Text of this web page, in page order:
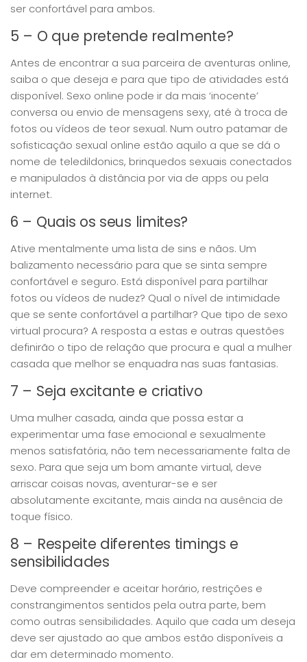
ser confortável para ambos.
5 – O que pretende realmente?
Antes de encontrar a sua parceira de aventuras online,
saiba o que deseja e para que tipo de atividades está
disponível. Sexo online pode ir da mais ‘inocente’
conversa ou envio de mensagens sexy, até à troca de
fotos ou vídeos de teor sexual. Num outro patamar de
sofisticação sexual online estão aquilo a que se dá o
nome de teledildonics, brinquedos sexuais conectados
e manipulados à distância por via de apps ou pela
internet.
6 – Quais os seus limites?
Ative mentalmente uma lista de sins e nãos. Um
balizamento necessário para que se sinta sempre
confortável e seguro. Está disponível para partilhar
fotos ou vídeos de nudez? Qual o nível de intimidade
que se sente confortável a partilhar? Que tipo de sexo
virtual procura? A resposta a estas e outras questões
definirão o tipo de relação que procura e qual a mulher
casada que melhor se enquadra nas suas fantasias.
7 – Seja excitante e criativo
Uma mulher casada, ainda que possa estar a
experimentar uma fase emocional e sexualmente
menos satisfatória, não tem necessariamente falta de
sexo. Para que seja um bom amante virtual, deve
arriscar coisas novas, aventurar-se e ser
absolutamente excitante, mais ainda na ausência de
toque físico.
8 – Respeite diferentes timings e
sensibilidades
Deve compreender e aceitar horário, restrições e
constrangimentos sentidos pela outra parte, bem
como outras sensibilidades. Aquilo que cada um deseja
deve ser ajustado ao que ambos estão disponíveis a
dar em determinado momento.